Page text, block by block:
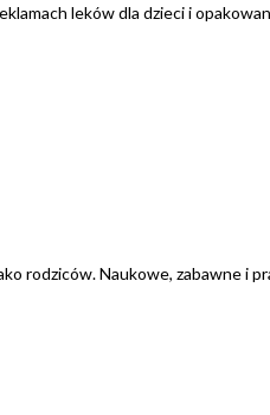
leków dla dzieci i
rodziców. Naukowe, zabawne i